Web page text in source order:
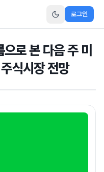
로그인
로 본 다음 주 미
식시장 전망